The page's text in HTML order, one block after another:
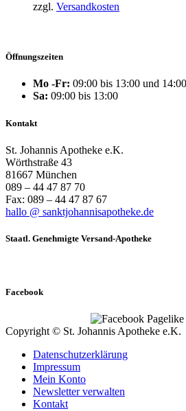
zzgl. Versandkosten
Öffnungszeiten
Mo -Fr: 09:00 bis 13:00 und
Sa: 09:00 bis 13:00
Kontakt
St. Johannis Apotheke e.K.
Wörthstraße 43
81667 München
089 – 44 47 87 70
Fax: 089 – 44 47 87 67
hallo @ sanktjohannisapotheke.de
Staatl. Genehmigte Versand-Apotheke
Facebook
Copyright © St. Johannis Apotheke e.K.
Datenschutzerklärung
Impressum
Mein Konto
Newsletter verwalten
Kontakt